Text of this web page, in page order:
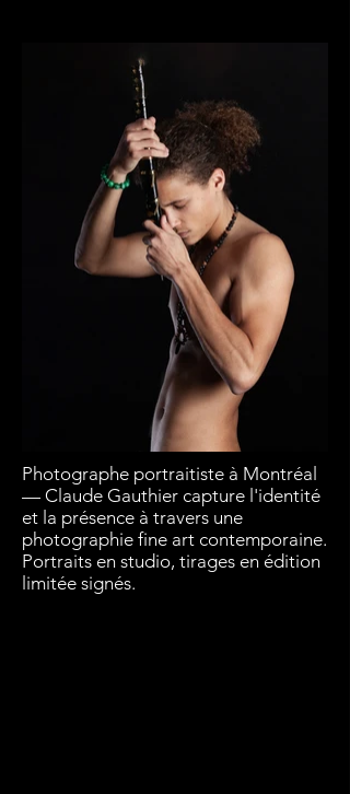
Photographe portraitiste à Montréal
— Claude Gauthier capture l'identité
et la présence à travers une
photographie fine art contemporaine.
Portraits en studio, tirages en édition
limitée signés.